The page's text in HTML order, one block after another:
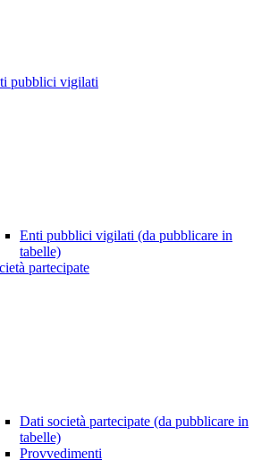
pubblici vigilati
Enti pubblici vigilati (da pubblicare in
tabelle)
partecipate
Dati società partecipate (da pubblicare in
tabelle)
Provvedimenti